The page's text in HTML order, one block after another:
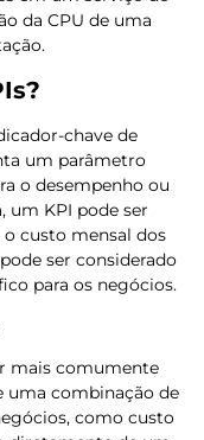
da CPU de uma
chave de
um parâmetro
o desempenho ou
um KPI pode ser
custo mensal dos
ser considerado
para os negócios.
mais comumente
uma combinação de
como custo